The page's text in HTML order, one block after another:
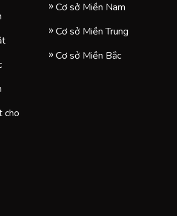
cho
Cơ sở Miền Nam
Cơ sở Miền Trung
Cơ sở Miền Bắc